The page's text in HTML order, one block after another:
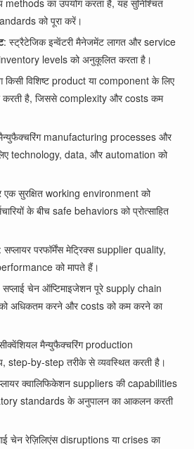
methods का उपयोग करता है, यह सुनिश्चित
को पूरा करें।
: स्ट्रैटेजिक इन्वेंटरी मैनेजमेंट लागत और service
levels को अनुकूलित करता है।
किसी विशिष्ट product या component के लिए
करती है, जिससे complexity और costs कम
मैन्युफैक्चरिंग manufacturing processes और
technology, data, और automation को
एक सुरक्षित working environment को
के बीच safe behaviors को प्रोत्साहित
सप्लायर परफॉर्मेंस मेट्रिक्स supplier quality,
को मापते हैं।
सप्लाई चेन ऑप्टिमाइजेशन पूरे supply chain
अधिकतम करने और costs को कम करने का
मैन्युफैक्चरिंग production
step-by-step तरीके से व्यवस्थित करती है।
क्वालिफिकेशन suppliers की capabilities
standards के अनुपालन का आकलन करती
चेन रेज़िलिएंस disruptions या crises का